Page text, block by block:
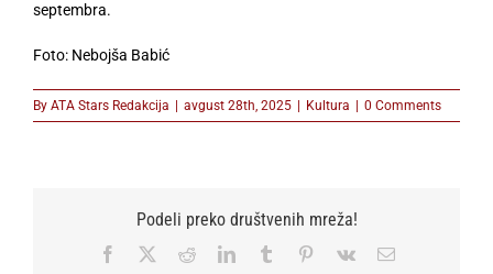
septembra.
Foto: Nebojša Babić
By ATA Stars Redakcija avgust 28th, 2025 Kultura 0 Comments
Podeli preko društvenih mreža!
Facebook RedditLinkedInTumblr Pinterest
Vk Email